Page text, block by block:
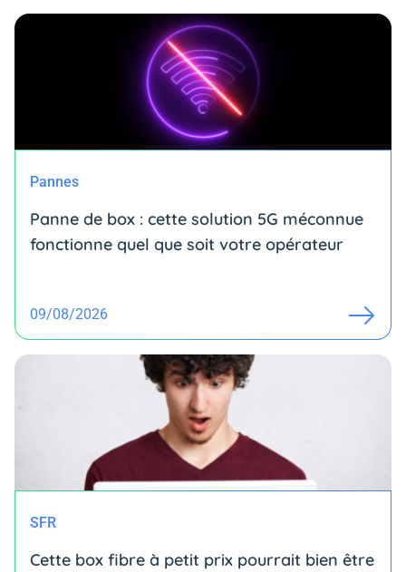
Pannes
Panne de box : cette solution 5G méconnue
fonctionne quel que soit votre opérateur
09/08/2026
SFR
Cette box fibre à petit prix pourrait bien être